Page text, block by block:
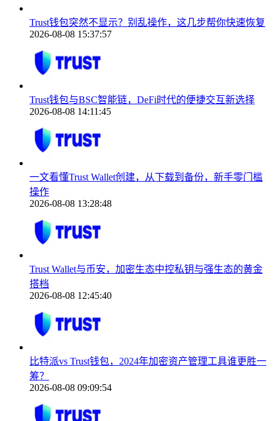
Trust钱包突然不显示？别乱操作，这几步帮你快速恢复
2026-08-08 15:37:57
Trust钱包与BSC智能链，DeFi时代的便捷交互新选择
2026-08-08 14:11:45
一文看懂Trust Wallet创建，从下载到备份，新手零门槛
操作
2026-08-08 13:28:48
Trust Wallet与币安，加密生态中控私钥与强生态的黄金
搭档
2026-08-08 12:45:40
比特派vs Trust钱包，2024年加密资产管理工具谁更胜一
筹？
2026-08-08 09:09:54